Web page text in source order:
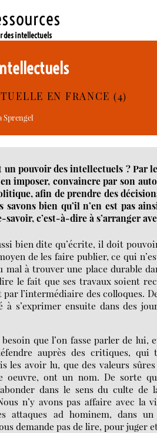
des intellectuels
EN FRANCE (4)
Sprengel
pouvoir des intellectuels ? Par
imposer, convaincre par son
afin de prendre des
savons bien qu’il n’en est pas
c’est-à-dire à s’arranger
bien dite qu’écrite, il doit
de les faire publier, ce qui
à trouver une place durable
le fait que ses travaux soient
l’intermédiaire des colloques.
s’exprimer ensuite dans des
que l’on fasse parler de
auprès des critiques, qui
les avoir lu, que des valeurs
oeuvre, ont un nom. De sorte
dans le sens du culte
n’y avons pas affaire avec
attaques ad hominem, dans
demande pas de lire, pour juger